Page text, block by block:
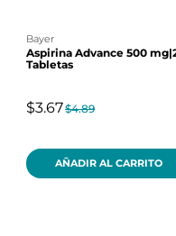
bayer
Aspirina Advance 500
Tabletas
$3.67$4.89
AÑADIR AL CARRITO